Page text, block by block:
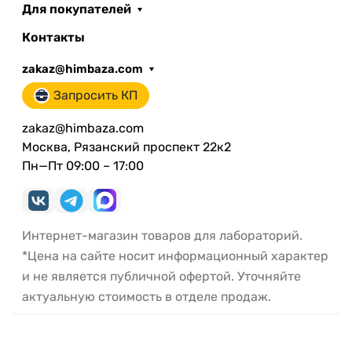
Для покупателей
Контакты
zakaz@himbaza.com
Запросить КП
zakaz@himbaza.com
Москва, Рязанский проспект 22к2
Пн—Пт 09:00 – 17:00
Интернет-магазин товаров для лабораторий.
*Цена на сайте носит информационный характер
и не является публичной офертой. Уточняйте
актуальную стоимость в отделе продаж.